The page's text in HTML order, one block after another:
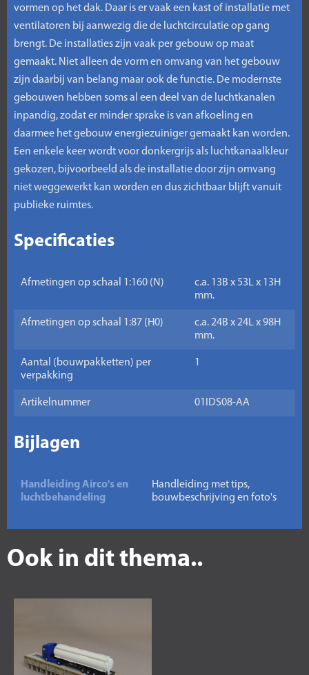
vormen op het dak. Daar is er vaak een kast of installatie met
ventilatoren bij aanwezig die de luchtcirculatie op gang
brengt. De installaties zijn vaak per gebouw op maat
gemaakt. Niet alleen de vorm en omvang van het gebouw
zijn daarbij van belang maar ook de functie. De modernste
gebouwen hebben soms al een deel van de luchtkanalen
inpandig, zodat er minder sprake is van afkoeling en
daarmee het gebouw energiezuiniger gemaakt kan worden.
Een enkele keer wordt voor donkergrijs als luchtkanaalkleur
gekozen, bijvoorbeeld als de installatie door zijn omvang
niet weggewerkt kan worden en dus zichtbaar blijft vanuit
publieke ruimtes.
Specificaties
Afmetingen op schaal 1:160 (N)
c.a. 13B x 53L x 13H
mm.
Afmetingen op schaal 1:87 (H0)
c.a. 24B x 24L x 98H
mm.
Aantal (bouwpakketten) per
verpakking
1
Artikelnummer 01IDS08-AA
Bijlagen
Handleiding Airco's en
luchtbehandeling
Handleiding met tips,
bouwbeschrijving en foto's
Ook in dit thema..